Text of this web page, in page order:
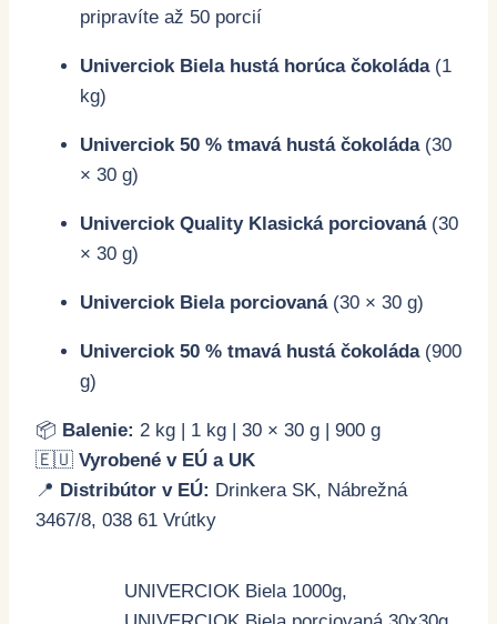
pripravíte až 50 porcií
Univerciok Biela hustá horúca čokoláda(1
kg)
Univerciok 50 % tmavá hustá čokoláda(30
× 30 g)
Univerciok Quality Klasická porciovaná(30
× 30 g)
Univerciok Biela porciovaná(30 × 30 g)
Univerciok 50 % tmavá hustá čokoláda(900
g)
📦 Balenie: 2 kg | 1 kg | 30 × 30 g | 900 g
🇪🇺 Vyrobené v EÚ a UK
📍 Distribútor v EÚ: Drinkera SK, Nábrežná
3467/8, 038 61 Vrútky
UNIVERCIOK Biela 1000g,